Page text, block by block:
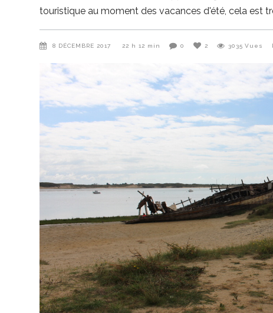
touristique au moment des vacances d'été, cela est
8 DÉCEMBRE 2017 22 h 12 min 0 2 3035 Vues